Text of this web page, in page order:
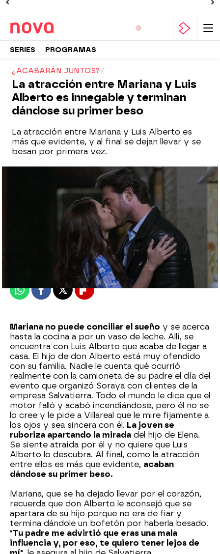
SERIES PROGRAMAS
¿ACABARÁN JUNTOS?
La atracción entre Mariana y Luis
Alberto es innegable y terminan
dándose su primer beso
La atracción entre Mariana y Luis Alberto es
más que evidente, y al final se dejan llevar y se
besan por primera vez.
26 de septiembre de 2024, 20:58
WhatsappFacebook
X Flipboard
Mariana no puede conciliar el sueño y se acerca
hasta la cocina a por un vaso de leche. Allí, se
encuentra con Luis Alberto que acaba de llegar a
casa. El hijo de don Alberto está muy ofendido
con su familia. Nadie le cuenta qué ocurrió
realmente con la camioneta de su padre el día del
evento que organizó Soraya con clientes de la
empresa Salvatierra. Todo el mundo le dice que el
motor falló y acabó incendiándose, pero él no se
lo cree y le pide a Villareal que le mire fijamente a
los ojos y sea sincera con él. La joven se
ruboriza apartando la mirada del hijo de Elena.
Se siente atraída por él y no quiere que Luis
Alberto lo descubra. Al final, como la atracción
entre ellos es más que evidente, acaban
dándose su primer beso.
Mariana, que se ha dejado llevar por el corazón,
recuerda que don Alberto le aconsejó que se
apartara de su hijo porque no era de fiar y
termina dándole un bofetón por haberla besado.
"Tu padre me advirtió que eras una mala
influencia y, por eso, te quiero tener lejos de